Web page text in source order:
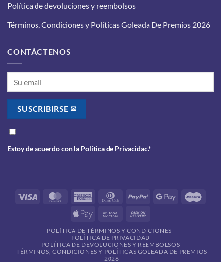
Política de devoluciones y reembolsos
Términos, Condiciones y Políticas Goleada De Premios 2026
CONTÁCTENOS
Estoy de acuerdo con la Política de Privacidad.*
Visa MasterCardAmerican
Dinners PayPal
Google
Apple
Bank
Delivery
POLÍTICA DE TÉRMINOS Y CONDICIONES
POLÍTICA DE PRIVACIDAD
POLÍTICA DE DEVOLUCIONES Y REEMBOLSOS
TÉRMINOS, CONDICIONES Y POLÍTICAS GOLEADA DE PREMIOS
2026